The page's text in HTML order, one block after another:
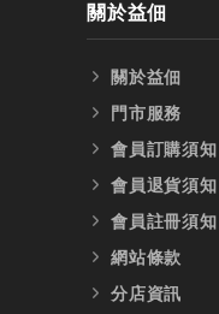
關於益佃
關於益佃
門市服務
會員訂購須知
會員退貨須知
會員註冊須知
網站條款
分店資訊